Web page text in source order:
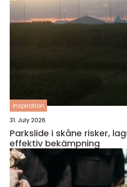
inspiration
31. July 2026
Parkslide i skåne risker, lagstiftning och
effektiv bekämpning